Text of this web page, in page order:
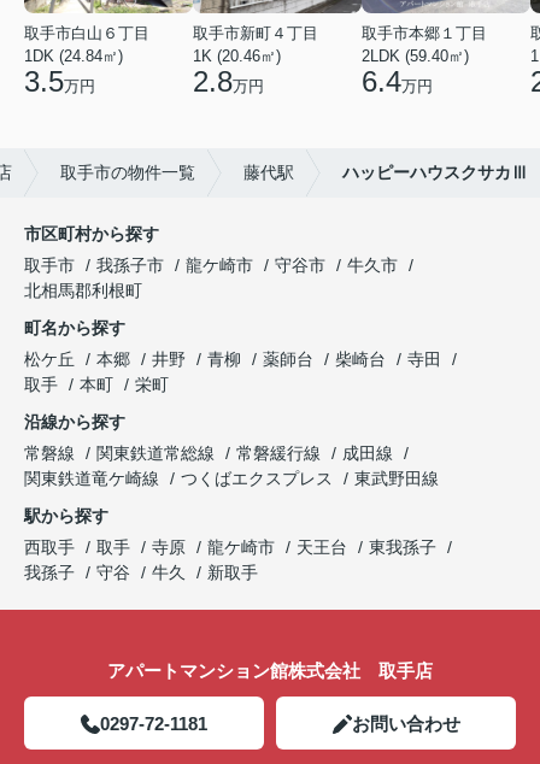
取手市白山６丁目
1DK (24.84㎡)
3.5万円
取手市新町４丁目
1K (20.46㎡)
2.8万円
取手市本郷１丁目
2LDK (59.40㎡)
6.4万円
取手市の物件一覧 藤代駅 ハッピーハウスクサカⅢ
市区町村から探す
取手市
我孫子市 龍ケ崎市 守谷市
牛久市
北相馬郡利根町
町名から探す
松ケ丘
本郷 井野 青柳 薬師台 柴崎台
寺田
取手
本町
栄町
沿線から探す
常磐線
関東鉄道常総線 常磐緩行線
成田線
関東鉄道竜ケ崎線
つくばエクスプレス
東武野田線
駅から探す
西取手
取手 寺原 龍ケ崎市 天王台
東我孫子
我孫子
守谷 牛久 新取手
アパートマンション館株式会社 取手店
0297-72-1181 お問い合わせ